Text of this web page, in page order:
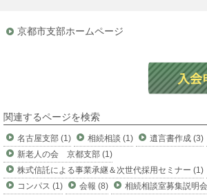
京都市支部ホームページ
関連するページを検索
名古屋支部 (1) 相続相談 (1) 遺言書作成 (3)
新老人の会 京都支部 (1)
株式信託による事業承継＆次世代採用セミナー (1)
コンパス (1)
会報 (8) 相続相談室募集説明